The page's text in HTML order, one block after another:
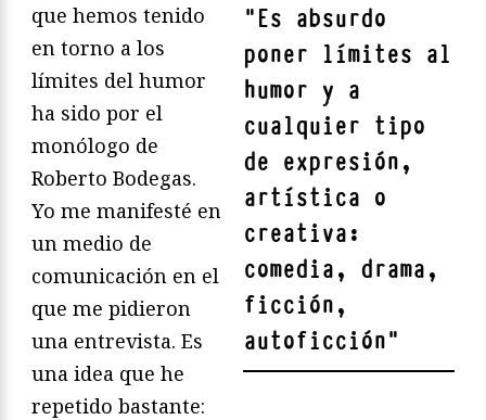
"Es absurdo
poner límites al
humor y a
cualquier tipo
de expresión,
artística o
creativa:
comedia, drama,
ficción,
autoficción"
que hemos tenido
en torno a los
límites del humor
ha sido por el
monólogo de
Roberto Bodegas.
Yo me manifesté en
un medio de
comunicación en el
que me pidieron
una entrevista. Es
una idea que he
repetido bastante: